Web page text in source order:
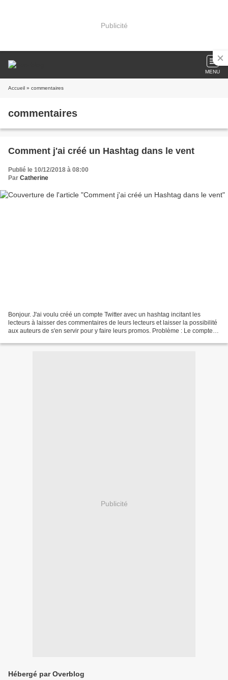
Publicité
MENU
Accueil » commentaires
commentaires
Comment j'ai créé un Hashtag dans le vent
Publié le 10/12/2018 à 08:00
Par Catherine
Bonjour. J'ai voulu créé un compte Twitter avec un hashtag incitant les
lecteurs à laisser des commentaires de leurs lecteurs et laisser la possibilité
aux auteurs de s'en servir pour y faire leurs promos. Problème : Le compte
Publicité
Hébergé par Overblog